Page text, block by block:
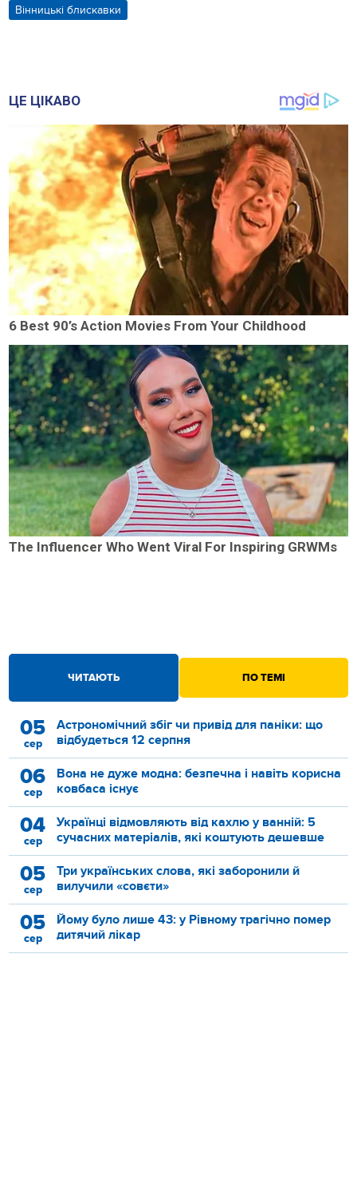
Вінницькі блискавки
ЧИТАЮТЬ ПО ТЕМІ
05
сер
Астрономічний збіг чи привід для паніки: що
відбудеться 12 серпня
06
сер
Вона не дуже модна: безпечна і навіть корисна
ковбаса існує
04
сер
Українці відмовляють від кахлю у ванній: 5
сучасних матеріалів, які коштують дешевше
05
сер
Три українських слова, які заборонили й
вилучили «совєти»
05
сер
Йому було лише 43: у Рівному трагічно помер
дитячий лікар
ЦЕ ЦІКАВО
6 Best 90’s Action Movies From Your Childhood
The Influencer Who Went Viral For Inspiring GRWMs